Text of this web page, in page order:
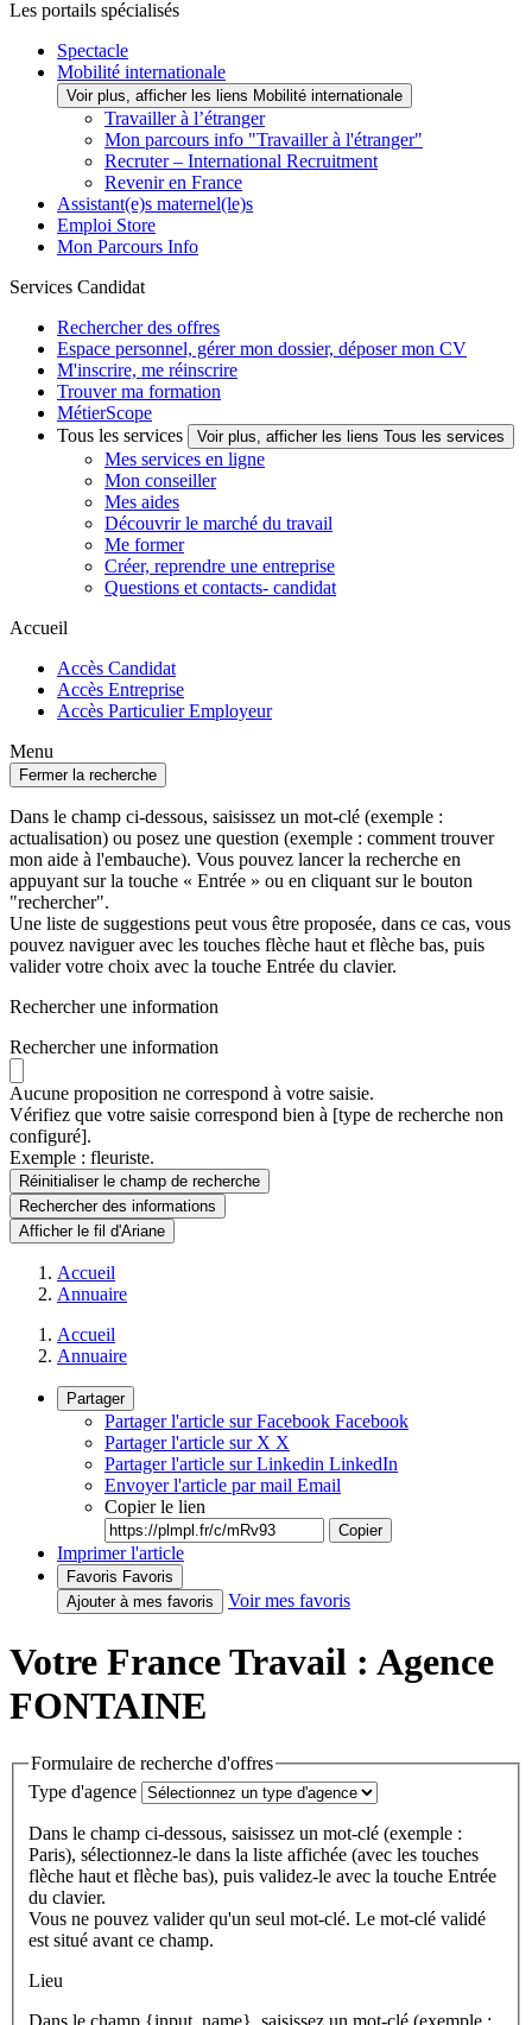
Les portails spécialisés
Spectacle
Mobilité internationale
Voir plus, afficher les liens Mobilité internationale
Travailler à l’étranger
Mon parcours info "Travailler à l'étranger"
Recruter – International Recruitment
Revenir en France
Assistant(e)s maternel(le)s
Emploi Store
Mon Parcours Info
Services Candidat
Rechercher des offres
Espace personnel, gérer mon dossier, déposer mon CV
M'inscrire, me réinscrire
Trouver ma formation
MétierScope
Tous les services
Voir plus, afficher les liens Tous les services
Mes services en ligne
Mon conseiller
Mes aides
Découvrir le marché du travail
Me former
Créer, reprendre une entreprise
Questions et contacts- candidat
Accueil
Accès Candidat
Accès Entreprise
Accès Particulier Employeur
Menu
Fermer la recherche
Dans le champ ci-dessous, saisissez un mot-clé (exemple :
actualisation) ou posez une question (exemple : comment trouver
mon aide à l'embauche). Vous pouvez lancer la recherche en
appuyant sur la touche « Entrée » ou en cliquant sur le bouton
"rechercher".
Une liste de suggestions peut vous être proposée, dans ce cas, vous
pouvez naviguer avec les touches flèche haut et flèche bas, puis
valider votre choix avec la touche Entrée du clavier.
Rechercher une information
Rechercher une information
Aucune proposition ne correspond à votre saisie.
Vérifiez que votre saisie correspond bien à [type de recherche non
configuré].
Exemple : fleuriste.
Réinitialiser le champ de recherche
Rechercherdes informations
Afficher le fil d'Ariane
Accueil
Annuaire
Accueil
Annuaire
Partager
Partager l'article sur Facebook Facebook
Partager l'article sur X X
Partager l'article sur Linkedin LinkedIn
Envoyer l'article par mail Email
Copier le lien
Copier
Imprimer l'article
Favoris Favoris
Ajouter à mes favoris
Voir mes favoris
Votre France Travail : Agence
FONTAINE
Formulaire de recherche d'offres
Type d'agence
Dans le champ ci-dessous, saisissez un mot-clé (exemple :
Paris), sélectionnez-le dans la liste affichée (avec les touches
flèche haut et flèche bas), puis validez-le avec la touche Entrée
du clavier.
Vous ne pouvez valider qu'un seul mot-clé. Le mot-clé validé
est situé avant ce champ.
Lieu
Dans le champ {input_name}, saisissez un mot-clé (exemple :